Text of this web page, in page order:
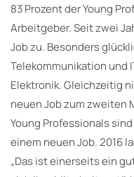
83 Prozent der Young
Arbeitgeber. Seit zwei
Job zu. Besonders
Telekommunikation und
Elektronik. Gleichzeitig
neuen Job zum zweiten
Young Professionals
einem neuen Job. 2016
„Das ist einerseits ein